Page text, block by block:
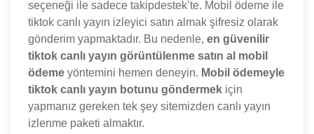
seçeneği ile sadece takipdestek’te. Mobil ödeme ile
tiktok canlı yayın izleyici satın almak şifresiz olarak
gönderim yapmaktadır. Bu nedenle, en güvenilir
tiktok canlı yayın görüntülenme satın al mobil
ödeme yöntemini hemen deneyin. Mobil ödemeyle
tiktok canlı yayın botunu göndermek için
yapmanız gereken tek şey sitemizden canlı yayın
izlenme paketi almaktır.